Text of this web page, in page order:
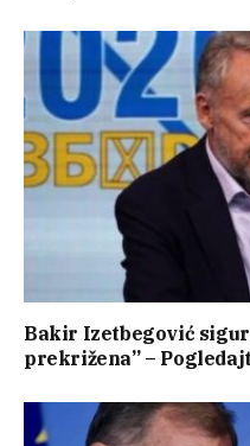
Bakir Izetbegović
prekrižena” –